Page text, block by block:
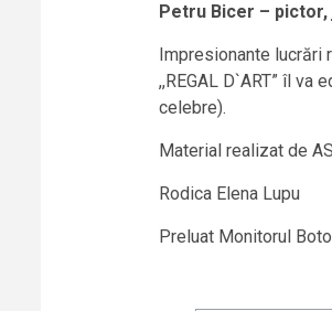
Petru Bicer –
Impresionante
,,REGAL D`ART” îl va
celebre).
Material realizat de
Rodica Elena Lupu
Preluat Monitorul